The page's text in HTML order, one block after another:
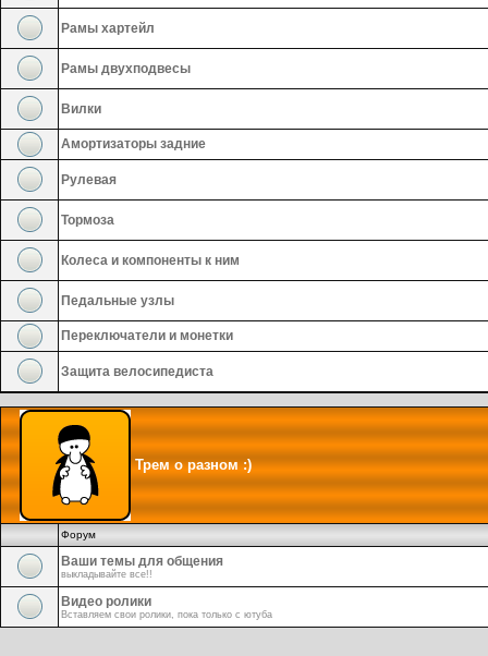
Рамы хартейл
Рамы двухподвесы
Вилки
Амортизаторы задние
Рулевая
Тормоза
Колеса и компоненты к ним
Педальные узлы
Переключатели и монетки
Защита велосипедиста
Трем о разном :)
Форум
Ваши темы для общения
выкладывайте все!!
Видео ролики
Вставляем свои ролики, пока только с ютуба